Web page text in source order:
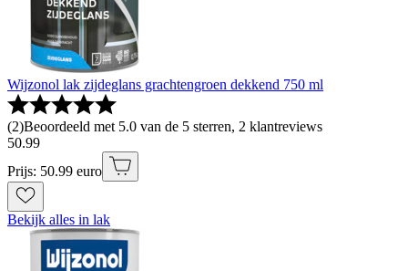
Wijzonol lak zijdeglans grachtengroen dekkend 750 ml
(2)Beoordeeld met 5.0 van de 5 sterren, 2 klantreviews
50.99
Prijs: 50.99 euro
Bekijk alles in lak